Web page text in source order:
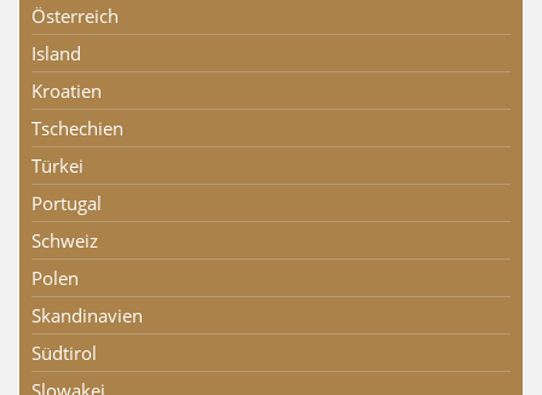
Österreich
Island
Kroatien
Tschechien
Türkei
Portugal
Schweiz
Polen
Skandinavien
Südtirol
Slowakei